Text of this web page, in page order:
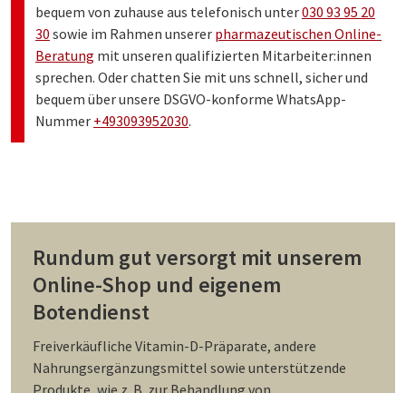
bequem von zuhause aus telefonisch unter030 93 95 20
30 sowie im Rahmen unserer pharmazeutischen Online-
Beratung mit unseren qualifizierten Mitarbeiter:innen
sprechen. Oder chatten Sie mit uns schnell, sicher und
bequem über unsere DSGVO-konforme WhatsApp-
Nummer +493093952030.
Rundum gut versorgt mit unserem
Online-Shop und eigenem
Botendienst
Freiverkäufliche Vitamin-D-Präparate, andere
Nahrungsergänzungsmittel sowie unterstützende
Produkte, wie z. B. zur Behandlung von